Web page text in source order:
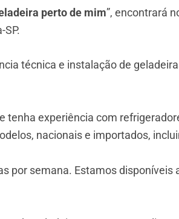
perto de mim”, encontrará
técnica e instalação de
tenha experiência com
nacionais e importados,
por semana. Estamos